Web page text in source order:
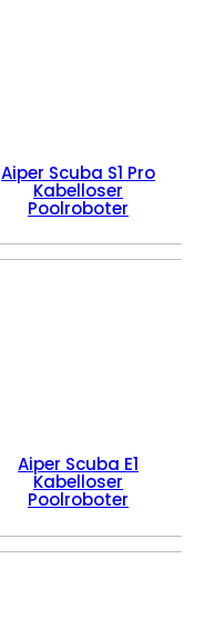
Aiper Scuba S1 Pro
Kabelloser
Poolroboter
Aiper Scuba E1
Kabelloser
Poolroboter